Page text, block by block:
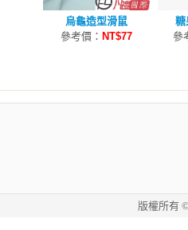
烏龜造型滑鼠
參考價： NT$77
糖
參
版權所有